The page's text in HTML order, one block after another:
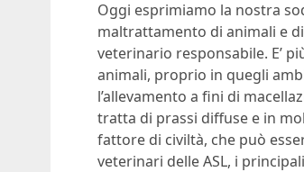
Oggi esprimiamo la nostra
maltrattamento di animali e
veterinario responsabile. E’
animali, proprio in quegli
l’allevamento a fini di
tratta di prassi diffuse e in
fattore di civiltà, che può
veterinari delle ASL, i